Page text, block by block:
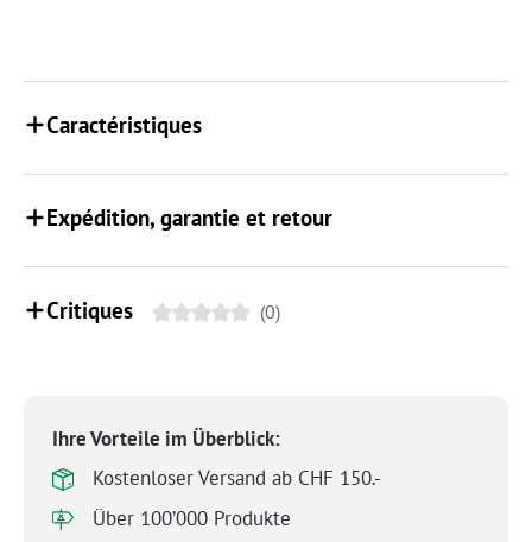
Caractéristiques
Expédition, garantie et retour
Critiques (0)
Ihre Vorteile im Überblick:
Kostenloser Versand ab CHF 150.-
Über 100’000 Produkte